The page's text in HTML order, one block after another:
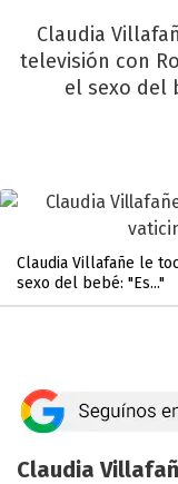
Claudia
televisión con
el sexo del
Claudia Villafañe le
sexo del bebé: "Es..."
Claudia